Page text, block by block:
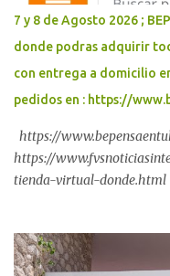
7 y 8 de Agosto 2026 ;
donde podras adquirir
con entrega a domicilio
pedidos en : https://
https://
https://
tienda-virtual-donde.html